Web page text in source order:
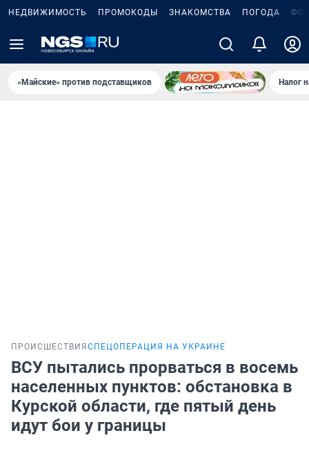
НЕДВИЖИМОСТЬ ПРОМОКОДЫ ЗНАКОМСТВА ПОГОДА
«Майские» против подставщиков Налог
ПРОИСШЕСТВИЯ СПЕЦОПЕРАЦИЯ НА УКРАИНЕ
ВСУ пытались прорваться в восемь
населенных пунктов: обстановка в
Курской области, где пятый день
идут бои у границы